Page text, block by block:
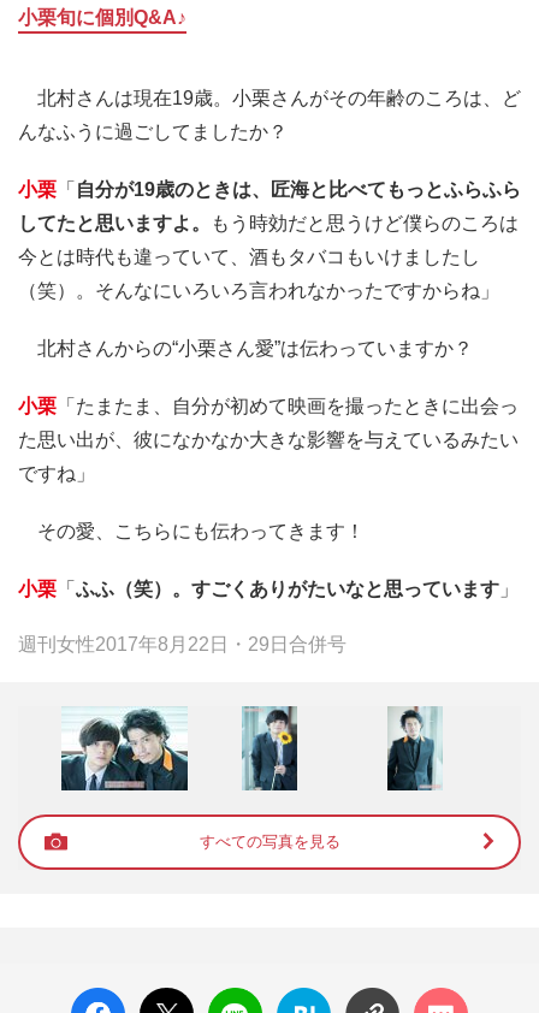
小栗旬に個別Q&A♪
北村さんは現在19歳。小栗さんがその年齢のころは、ど
んなふうに過ごしてましたか？
小栗 「 自分が19歳のときは、匠海と比べてもっとふらふら
してたと思いますよ。
もう時効だと思うけど僕らのころは
今とは時代も違っていて、酒もタバコもいけましたし
（笑）。そんなにいろいろ言われなかったですからね」
北村さんからの“小栗さん愛”は伝わっていますか？
小栗 「たまたま、自分が初めて映画を撮ったときに出会っ
た思い出が、彼になかなか大きな影響を与えているみたい
ですね」
その愛、こちらにも伝わってきます！
小栗 「 ふふ（笑）。すごくありがたいなと思っています 」
週刊女性2017年8月22日・29日合併号
すべての写真を見る
facebo
X ポス
LINE
はてな
コメン